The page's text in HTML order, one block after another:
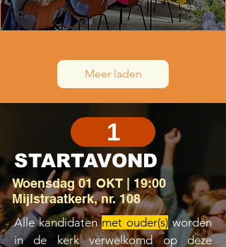
Meer laden
1
STARTAVOND
Woensdag 01 OKT | 19:00
Mijlstraatkerk, nr. 108
Alle kandidatenmet ouder(s)worden
in de kerk verwelkomd op deze